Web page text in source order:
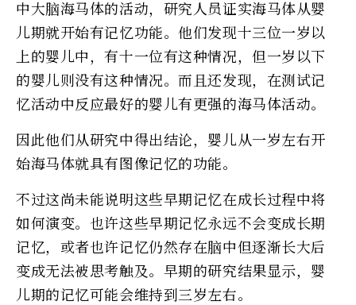
中大脑海马体的活动，研究人员证实海马体从婴
儿期就开始有记忆功能。他们发现十三位一岁以
上的婴儿中，有十一位有这种情况，但一岁以下
的婴儿则没有这种情况。而且还发现，在测试记
忆活动中反应最好的婴儿有更强的海马体活动。
因此他们从研究中得出结论，婴儿从一岁左右开
始海马体就具有图像记忆的功能。
不过这尚未能说明这些早期记忆在成长过程中将
如何演变。也许这些早期记忆永远不会变成长期
记忆，或者也许记忆仍然存在脑中但逐渐长大后
变成无法被思考触及。早期的研究结果显示，婴
儿期的记忆可能会维持到三岁左右。